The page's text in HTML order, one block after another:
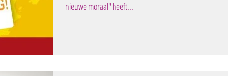
nieuwe moraal" heeft...